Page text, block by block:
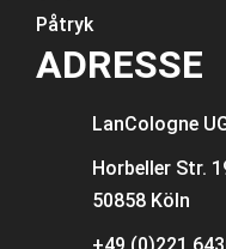
Påtryk
ADRESSE
LanCologne
Horbeller Str.
50858 Köln